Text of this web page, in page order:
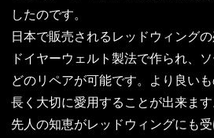
したのです。
日本で販売されるレッドウィング
ドイヤーウェルト製法で作られ、
どのリペアが可能です。より良いも
長く大切に愛用することが出来ます
先人の知恵がレッドウィングにも